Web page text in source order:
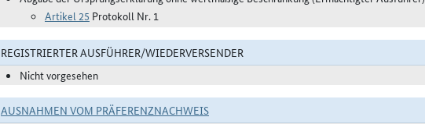
Artikel 25 Protokoll Nr. 1
REGISTRIERTER AUSFÜHRER/WIEDERVERSENDER
Nicht vorgesehen
AUSNAHMEN VOM PRÄFERENZNACHWEIS